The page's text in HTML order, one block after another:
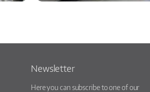
Newsletter
Here you can subscribe to one of our